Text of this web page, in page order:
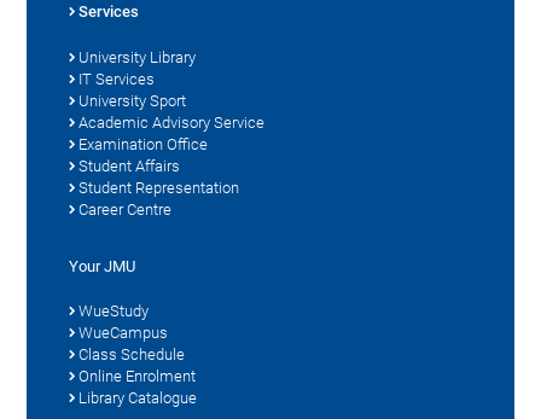
Services
University Library
IT Services
University Sport
Academic Advisory Service
Examination Office
Student Affairs
Student Representation
Career Centre
Your JMU
WueStudy
WueCampus
Class Schedule
Online Enrolment
Library Catalogue